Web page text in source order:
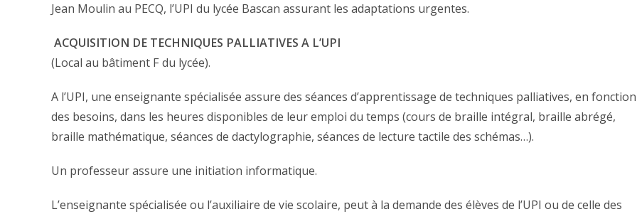
Jean Moulin au PECQ, l’UPI du lycée Bascan assurant les adaptations urgentes.
ACQUISITION DE TECHNIQUES PALLIATIVES A L’UPI
(Local au bâtiment F du lycée).
A l’UPI, une enseignante spécialisée assure des séances d’apprentissage de techniques palliatives, en fonction
des besoins, dans les heures disponibles de leur emploi du temps (cours de braille intégral, braille abrégé,
braille mathématique, séances de dactylographie, séances de lecture tactile des schémas…).
Un professeur assure une initiation informatique.
L’enseignante spécialisée ou l’auxiliaire de vie scolaire, peut à la demande des élèves de l’UPI ou de celle des